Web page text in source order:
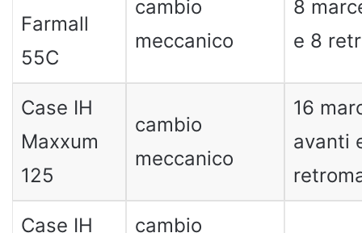
Farmall
55C
cambio
meccanico
8
e 8
Case IH
Maxxum
125
cambio
meccanico
16
avanti
Case IH
cambio